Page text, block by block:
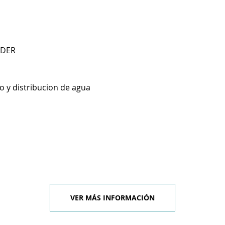
y distribucion de agua
VER MÁS INFORMACIÓN